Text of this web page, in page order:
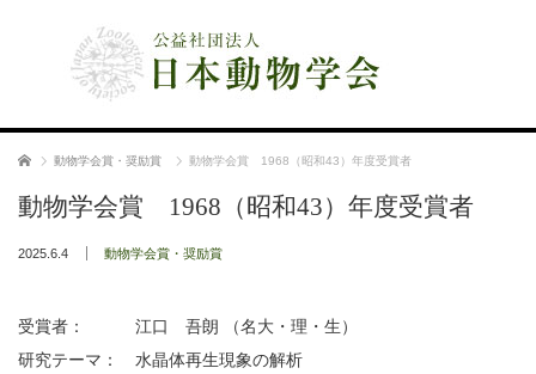
ホーム 動物学会賞・奨励賞 動物学会賞 1968（昭和43）年度受賞者
動物学会賞 1968（昭和43）年度受賞者
2025.6.4 動物学会賞・奨励賞
受賞者： 江口 吾朗 （名大・理・生）
研究テーマ： 水晶体再生現象の解析